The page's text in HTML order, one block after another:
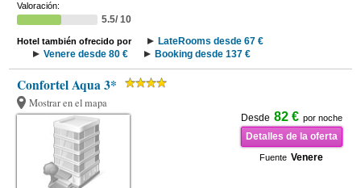
Valoración:
5.5/ 10
Hotel también ofrecido por
LateRooms desde 67 €
Venere desde 80 €
Booking desde 137 €
Confortel Aqua 3*
Mostrar en el mapa
Desde 82 € por noche
Detalles de la oferta
Fuente Venere